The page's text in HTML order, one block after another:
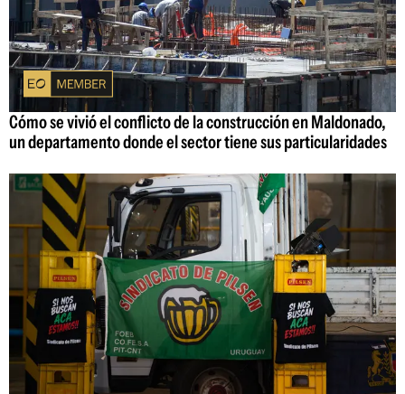
Cómo se vivió el conflicto de la construcción en Maldonado,
un departamento donde el sector tiene sus particularidades